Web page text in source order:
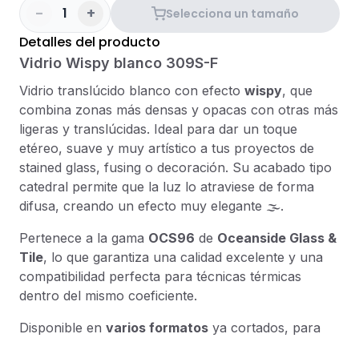
- 1 + Selecciona un tamaño
Detalles del producto
Vidrio Wispy blanco 309S-F
Vidrio translúcido blanco con efecto wispy, que
combina zonas más densas y opacas con otras más
ligeras y translúcidas. Ideal para dar un toque
etéreo, suave y muy artístico a tus proyectos de
stained glass, fusing o decoración. Su acabado tipo
catedral permite que la luz lo atraviese de forma
difusa, creando un efecto muy elegante 🌫️.
Pertenece a la gama OCS96 de Oceanside Glass &
Tile, lo que garantiza una calidad excelente y una
compatibilidad perfecta para técnicas térmicas
dentro del mismo coeficiente.
Disponible en varios formatos ya cortados, para